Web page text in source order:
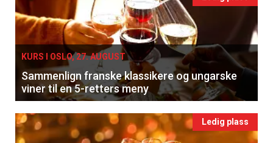
KURS I OSLO, 27. AUGUST
Sammenlign franske klassikere og ungarske
viner til en 5-retters meny
Ledig plass